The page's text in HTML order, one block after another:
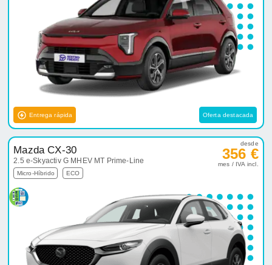
Entrega rápida Oferta destacada
Mazda CX-30
2.5 e-Skyactiv G MHEV MT Prime-Line
Micro-Híbrido ECO
desde
356 €
mes / IVA incl.